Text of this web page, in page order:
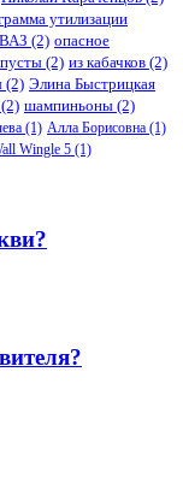
утилизации
(2) опасное
(2) из кабачков (2)
(2) Элина Быстрицкая
(2) шампиньоны (2)
(1) Алла Борисовна (1)
Wingle 5 (1)